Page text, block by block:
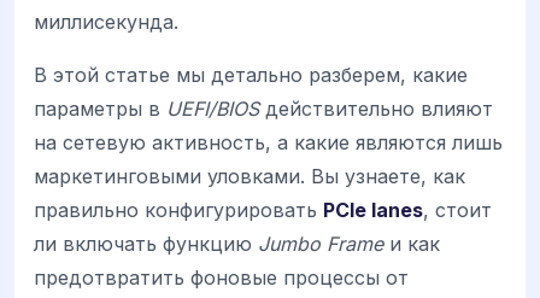
миллисекунда.
В этой статье мы детально разберем, какие
параметры в UEFI/BIOSдействительно влияют
на сетевую активность, а какие являются лишь
маркетинговыми уловками. Вы узнаете, как
правильно конфигурировать PCIe lanes, стоит
ли включать функцию Jumbo Frameи как
предотвратить фоновые процессы от